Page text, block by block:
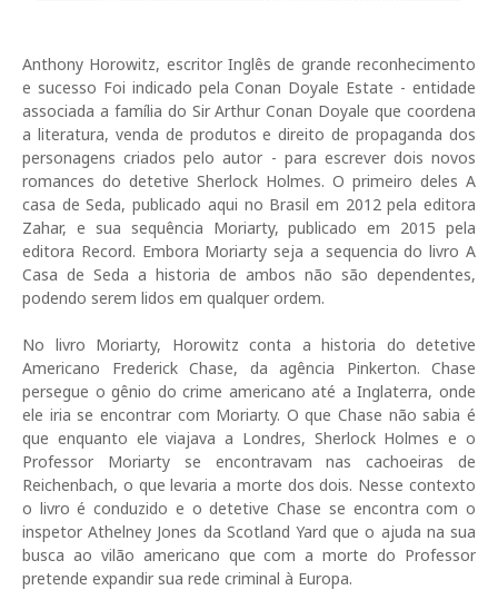
Anthony Horowitz, escritor Inglês de grande reconhecimento
e sucesso Foi indicado pela Conan Doyale Estate - entidade
associada a família do Sir Arthur Conan Doyale que coordena
a literatura, venda de produtos e direito de propaganda dos
personagens criados pelo autor - para escrever dois novos
romances do detetive Sherlock Holmes. O primeiro deles A
casa de Seda, publicado aqui no Brasil em 2012 pela editora
Zahar, e sua sequência Moriarty, publicado em 2015 pela
editora Record. Embora Moriarty seja a sequencia do livro A
Casa de Seda a historia de ambos não são dependentes,
podendo serem lidos em qualquer ordem.
No livro Moriarty, Horowitz conta a historia do detetive
Americano Frederick Chase, da agência Pinkerton. Chase
persegue o gênio do crime americano até a Inglaterra, onde
ele iria se encontrar com Moriarty. O que Chase não sabia é
que enquanto ele viajava a Londres, Sherlock Holmes e o
Professor Moriarty se encontravam nas cachoeiras de
Reichenbach, o que levaria a morte dos dois. Nesse contexto
o livro é conduzido e o detetive Chase se encontra com o
inspetor Athelney Jones da Scotland Yard que o ajuda na sua
busca ao vilão americano que com a morte do Professor
pretende expandir sua rede criminal à Europa.